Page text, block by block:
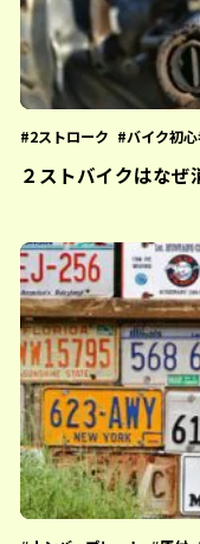
2ストローク バイク初
２ストバイクはな